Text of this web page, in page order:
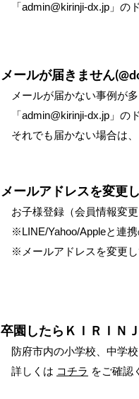
​ 「​admin@kirinji-dx.jp」の
メールが届きません
メールが届かない事例が
​ 「​admin@kirinji-dx.jp」の
それでも届かない場合は、
メールアドレスを変更
お子様登録（会員情報変更
※LINE/Yahoo/Appleと連携
※メールアドレスを変更し
卒園したらＫＩＲＩＮ
防府市内の小学校、中学
詳しくは コチラ をご確認